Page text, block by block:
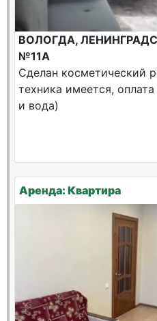
ВОЛОГДА,
№11А
Сделан косметический
техника имеется,
и вода)
Аренда: Квартира